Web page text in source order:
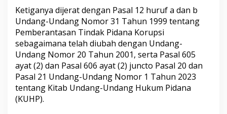
Ketiganya dijerat dengan Pasal 12 huruf a dan b
Undang-Undang Nomor 31 Tahun 1999 tentang
Pemberantasan Tindak Pidana Korupsi
sebagaimana telah diubah dengan Undang-
Undang Nomor 20 Tahun 2001, serta Pasal 605
ayat (2) dan Pasal 606 ayat (2) juncto Pasal 20 dan
Pasal 21 Undang-Undang Nomor 1 Tahun 2023
tentang Kitab Undang-Undang Hukum Pidana
(KUHP).